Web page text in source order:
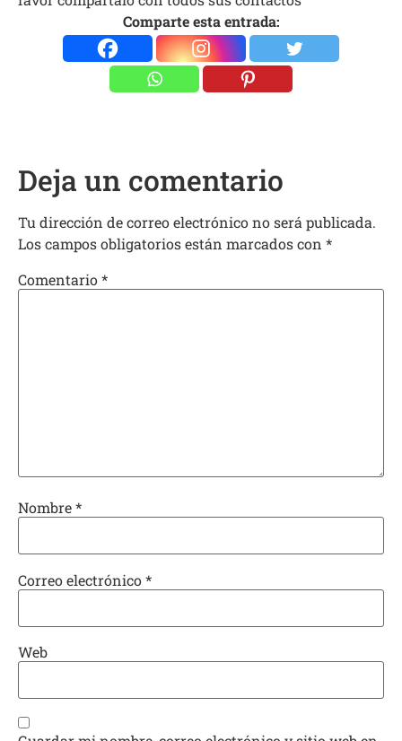
Comparte esta entrada:
Deja un comentario
Tu dirección de correo electrónico no será publicada.
Los campos obligatorios están marcados con *
Comentario*
Nombre*
Correo electrónico*
Web